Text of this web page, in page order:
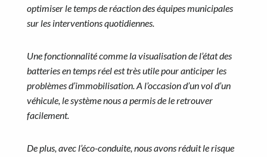
optimiser le temps de réaction des équipes municipales
sur les interventions quotidiennes.
Une fonctionnalité comme la visualisation de l’état des
batteries en temps réel est très utile pour anticiper les
problèmes d’immobilisation. A l’occasion d’un vol d’un
véhicule, le système nous a permis de le retrouver
facilement.
De plus, avec l’éco-conduite, nous avons réduit le risque